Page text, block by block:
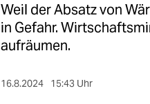
Weil der Absatz von
in Gefahr.
aufräumen.
16.8.2024 15:43 Uhr